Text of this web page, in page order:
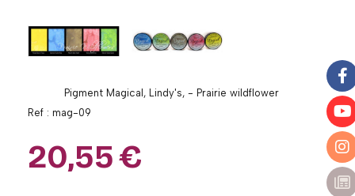
Pigment Magical, Lindy's, - Prairie wildflower
Ref : mag-09
20,55€